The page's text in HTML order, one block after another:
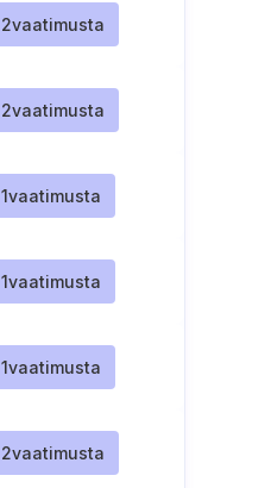
2vaatimusta
2vaatimusta
1vaatimusta
1vaatimusta
1vaatimusta
2vaatimusta